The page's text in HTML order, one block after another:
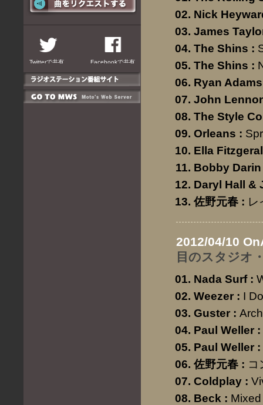
Twitterで共有 Facebookで共有
Nick
James
The Shins :
The Shins :
Ryan
John
The Style
Orleans :
Ella
Bobby Darin
Daryl Hall &
佐野元春 : レ
2012/04/10
目のスタジオ
Nada Surf :
Weezer : I
Guster :
Paul Weller :
Paul Weller :
佐野元春 : コ
Coldplay :
Beck :